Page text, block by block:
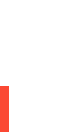
los derechos de